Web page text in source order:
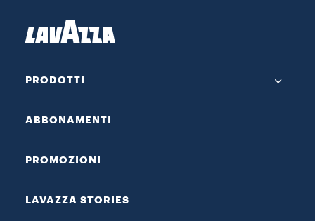
PRODOTTI
ABBONAMENTI
PROMOZIONI
LAVAZZA STORIES